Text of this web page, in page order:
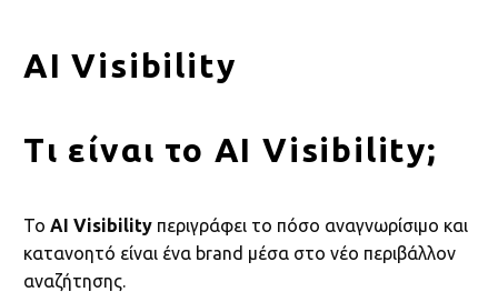
AI Visibility
Τι είναι το AI Visibility;
Το AI Visibility περιγράφει το πόσο αναγνωρίσιμο και
κατανοητό είναι ένα brand μέσα στο νέο περιβάλλον
αναζήτησης.